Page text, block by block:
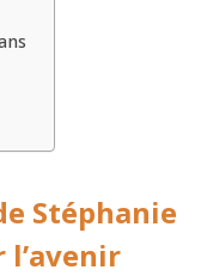
Stéphanie
l’avenir